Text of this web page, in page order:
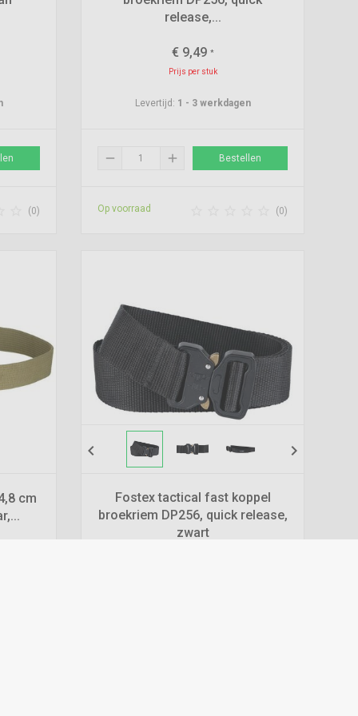
(0)
release,...
€ 9,49 *
Prijs per stuk
Levertijd: 1 - 3 werkdagen
remove add Bestellen
Op voorraad (0)
cm
chevron_left chevron_right
Fostex tactical fast koppel
broekriem DP256, quick release,
zwart